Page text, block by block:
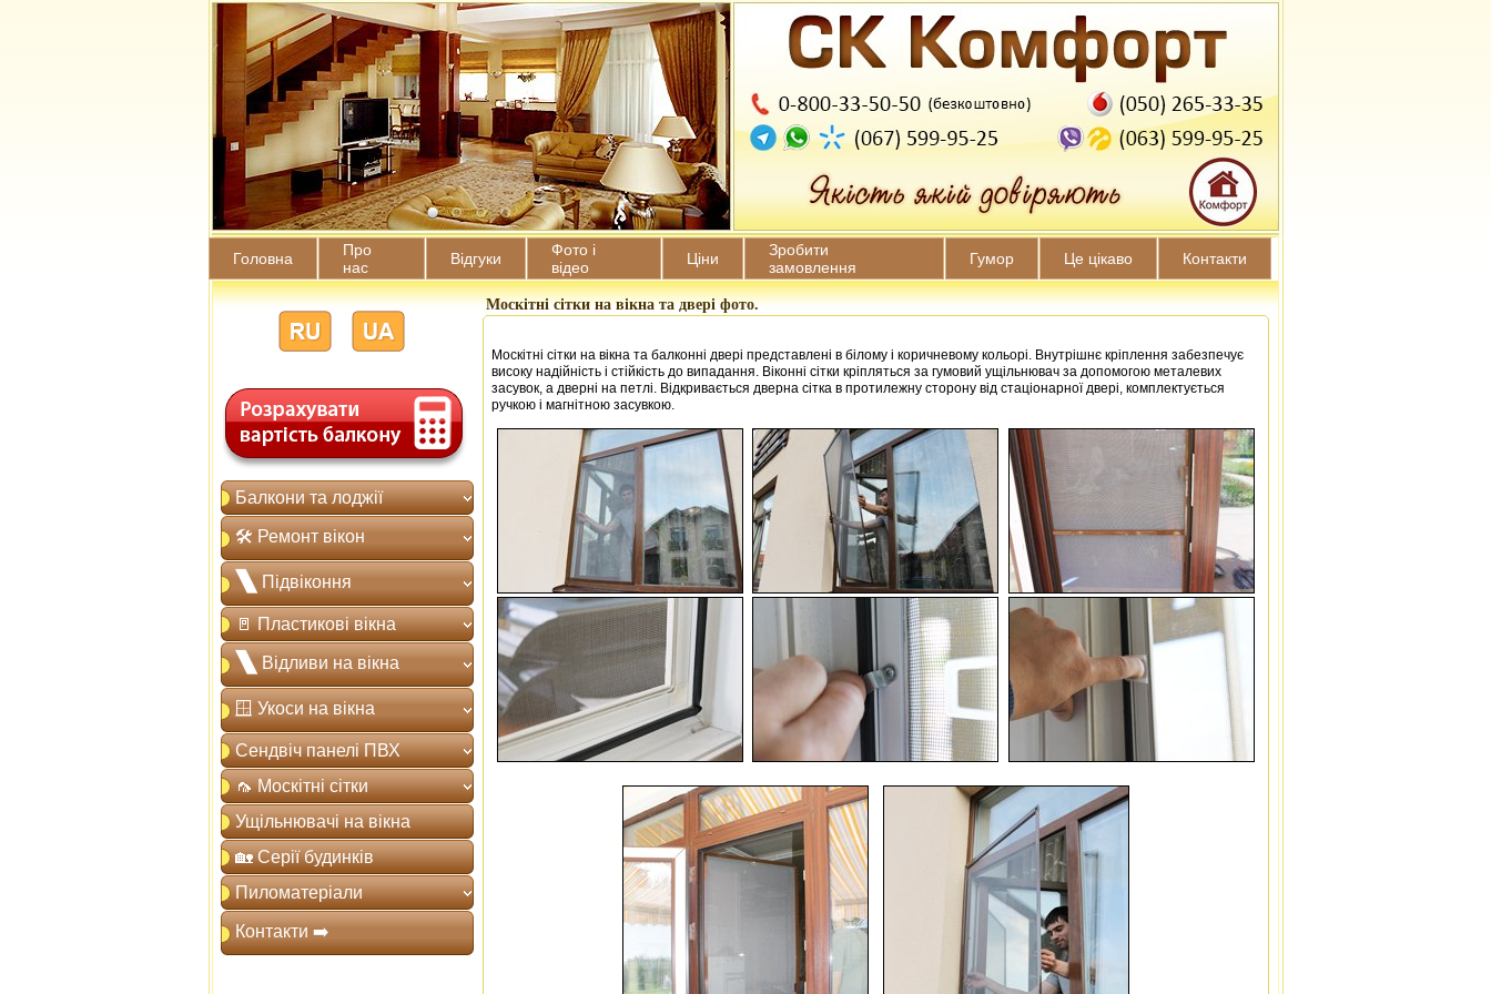
Головна
Про
нас
Відгуки
Фото і
відео
Ціни
Зробити
замовлення
Гумор Це цікаво Контакти
Балкони та лоджії
🛠️ Ремонт вікон
🙽 Підвіконня
🚪 Пластикові вікна
🙽 Відливи на вікна
🪟 Укоси на вікна
Сендвіч панелі ПВХ
🦟 Москітні сітки
Ущільнювачі на вікна
🏡 Серії будинків
Пиломатеріали
Контакти ➡️
Москітні сітки на вікна та двері фото.
Москітні сітки на вікна та балконні двері представлені в білому і коричневому кольорі. Внутрішнє кріплення забезпечує
високу надійність і стійкість до випадання. Віконні сітки кріпляться за гумовий ущільнювач за допомогою металевих
засувок, а дверні на петлі. Відкривається дверна сітка в протилежну сторону від стаціонарної двері, комплектується
ручкою і магнітною засувкою.